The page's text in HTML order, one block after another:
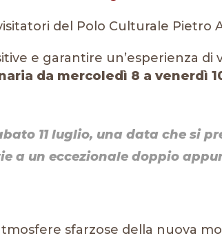
del Polo Culturale Pietro
e garantire un’esperienza di
da mercoledì 8 a venerdì
11 luglio, una data che si
a un eccezionale doppio
sfarzose della nuova